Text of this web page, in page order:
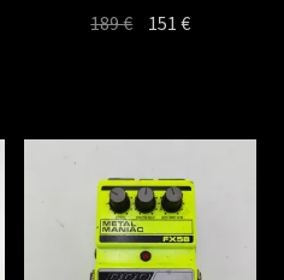
189€ Le
189 €.
151€Le
151 €.